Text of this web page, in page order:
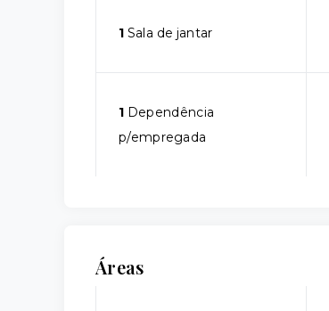
1 Sala de jantar
1 Dependência
p/empregada
Áreas